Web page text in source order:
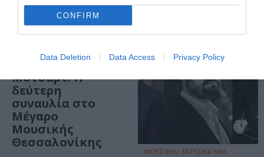
CONFIRM
Data Deletion Data Access Privacy Policy
ΙΙ
Κοντσέρτα για
πιάνο του
Μότσαρτ: Η
δεύτερη
συναυλία στο
Μέγαρο
Μουσικής
Θεσσαλονίκης
ΜΟΥΣΙΚΗ / ΜΟΥΣΙΚΑ ΝΕΑ